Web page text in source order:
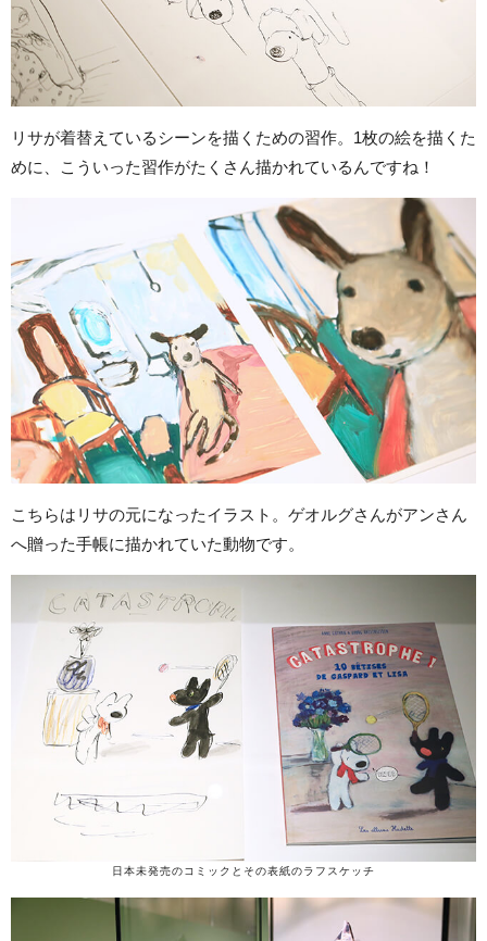
リサが着替えているシーンを描くための習作。1枚の絵を描くた
めに、こういった習作がたくさん描かれているんですね！
こちらはリサの元になったイラスト。ゲオルグさんがアンさん
へ贈った手帳に描かれていた動物です。
日本未発売のコミックとその表紙のラフスケッチ